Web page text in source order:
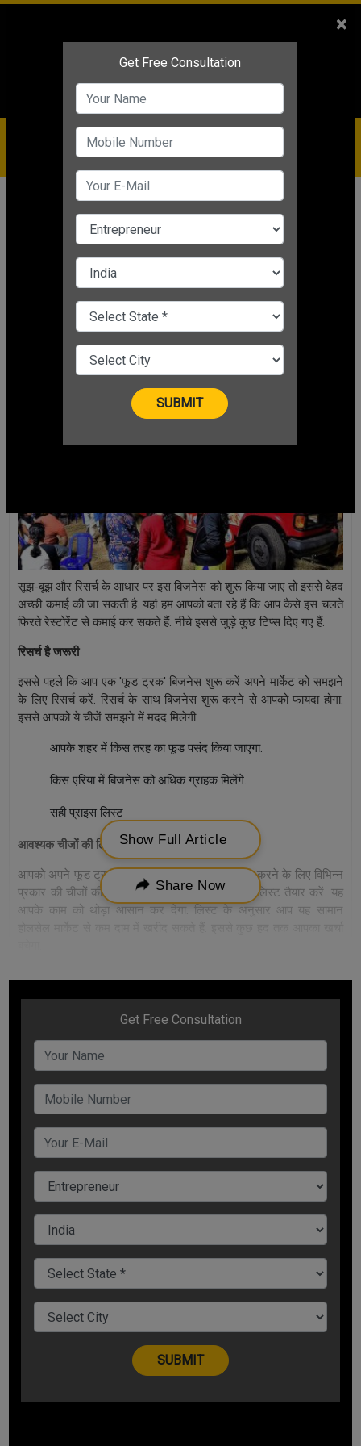
Service
IBC+91-9910344443
care@badabusiness.com
919810544443
स्टार्टअप
Food Truck Business: अपना फूड ट्रक
बिजनेस बेहतर मुनाफे के लिए इन टिप्स के
साथ शुरू करें
Editor's Desk Mar 26, 2025 05:27 PM IST
CHANGE LANGUAGE
सूझ-बूझ और रिसर्च के आधार पर इस बिजनेस को शुरू किया जाए तो इससे बेहद
अच्छी कमाई की जा सकती है. यहां हम आपको बता रहे हैं कि आप कैसे इस चलते
फिरते रेस्टोरेंट से कमाई कर सकते हैं. नीचे इससे जुड़े कुछ टिप्स दिए गए हैं.
रिसर्च है जरूरी
इससे पहले कि आप एक 'फूड ट्रक' बिजनेस शुरू करें अपने मार्केट को समझने
के लिए रिसर्च करें. रिसर्च के साथ बिजनेस शुरू करने से आपको फायदा होगा.
इससे आपको ये चीजें समझने में मदद मिलेगी.
आपके शहर में किस तरह का फूड पसंद किया जाएगा.
किस एरिया में बिजनेस को अधिक ग्राहक मिलेंगे.
सही प्राइस लिस्ट
आवश्यक चीजों की लिस्ट बनाएं
आपको अपने फूड ट्रक बिजनेस को खोलने और संचालित करने के लिए विभिन्न
प्रकार की चीजों की आवश्यकता होगी. इन चीजों की एक लिस्ट तैयार करें. यह
आपके काम को थोड़ा आसान कर देगा. लिस्ट के अनुसार आप यह सामान
की शुरुआत कर तो लेंगे, लेकिन अगर बाद में किसी भी प्रकार की समस्या आपको
बहुत बड़ा नुकसान पहुंचा सकती है. इसलिए जितनी भी कानूनी कार्यवाही है उसे
पूरी कर लें.
मार्केटिंग
आप फेसबुक, इंस्टाग्राम और ट्विटर जैसे सोशल मीडिया प्लेटफॉर्म पर आकर्षक
फोटो और वीडियो डालकर ग्राहकों तक पहुंचा सकते हैं. सोशल मीडिया पर आप
ग्राहकों को अपने स्पेशल मेन्यू, लोकेशन आदि की जानकारी दे सकते हैं. सोशल
मीडिया पर ग्राहकों से जुड़ना फायदेमंद रहेगा.
अपने फूड ट्रक को भीड़-भाड़ वाले स्थानों पर पार्क करें
इस बारे में सोचें कि आपको सबसे अधिक ग्राहक कहां मिलेंगे. फिर, अपने फूड
ट्रक को वहां पार्क करने के लिए मंजूरी लें. अपने फूड ट्रक को ऐसे स्थान पर
पार्क करें जहां लोगों की आवाजाही अधिक रहती हो. मार्केट एरिया या ऐसे स्थानों
का चुनाव करें जहां लोग घुमने फिरते आते हों.
Business Ideas Business News
Show Full Article
Share Now
×